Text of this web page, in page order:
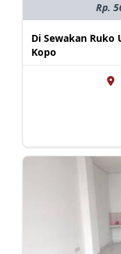
Rp.
Di Sewakan
Kopo